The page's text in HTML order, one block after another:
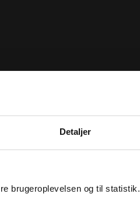
Detaljer
brugeroplevelsen og til statistik.